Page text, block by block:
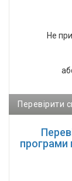
Не
Перевірити
програми